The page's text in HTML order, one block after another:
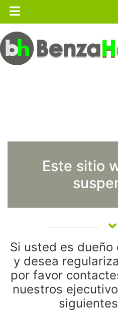
Este sitio
Si usted es
y desea
por favor
nuestros